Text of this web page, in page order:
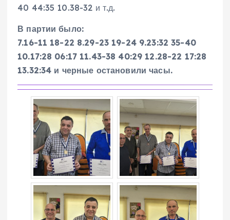
40 44:35 10.38-32 и т.д.
В партии было:
7.16-11 18-22 8.29-23 19-24 9.23:32 35-40
10.17:28 06:17 11.43-38 40:29 12.28-22 17:28
13.32:34 и черные остановили часы.